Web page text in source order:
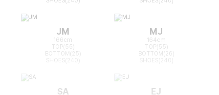
JM
166cm
TOP(55)
BOTTOM(25)
MJ
164cm
TOP(55)
BOTTOM(26)
SA EJ